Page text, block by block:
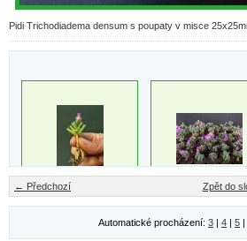
Pidi Trichodiadema densum s poupaty v misce
← Předchozí Zpět do
Automatické procházení: 3 | 4 | 5 |